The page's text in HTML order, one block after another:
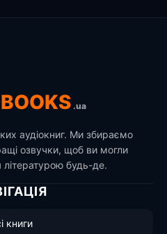
BOOKS .ua
аудіокниг. Ми збираємо
озвучки, щоб ви могли
будь-де.
книги